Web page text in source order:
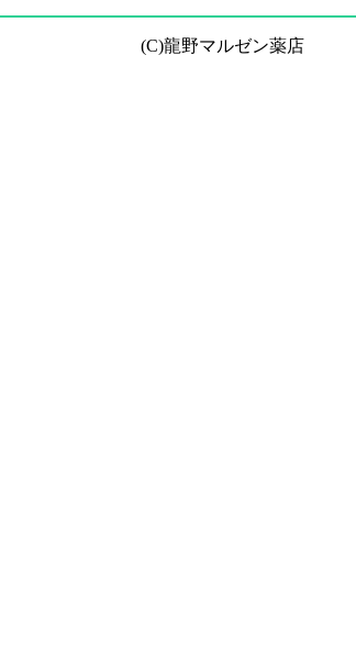
(C)龍野マルゼン薬店